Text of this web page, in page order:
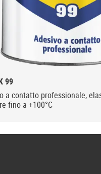
99
a contatto professionale,
fino a +100°C